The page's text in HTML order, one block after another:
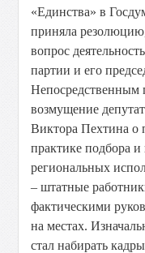
«Единства» в
приняла
вопрос
партии и его
возмущение
Виктора Пехтина о
практике подбора и
региональных
– штатные
фактическими
на местах.
стал набирать